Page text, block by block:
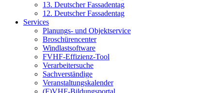
13. Deutscher Fassadentag
12. Deutscher Fassadentag
Services
Planungs- und Objektservice
Broschürencenter
Windlastsoftware
FVHF-Effizienz-Tool
Verarbeitersuche
Sachverständige
Veranstaltungskalender
(F)VHF-Bildungsportal